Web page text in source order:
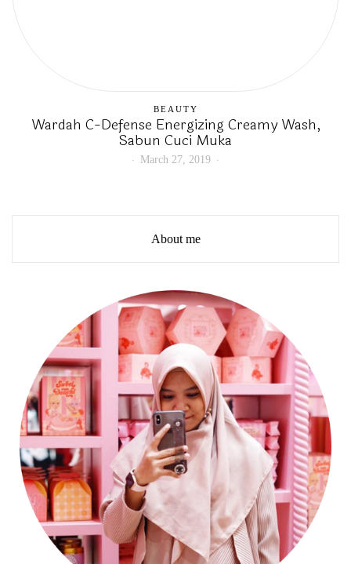
BEAUTY
Wardah C-Defense Energizing Creamy Wash,
Sabun Cuci Muka
March 27, 2019
About me